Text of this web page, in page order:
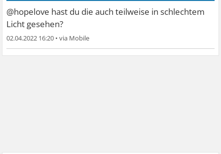
@hopelove hast du die auch teilweise in schlechtem
Licht gesehen?
02.04.2022 16:20 •